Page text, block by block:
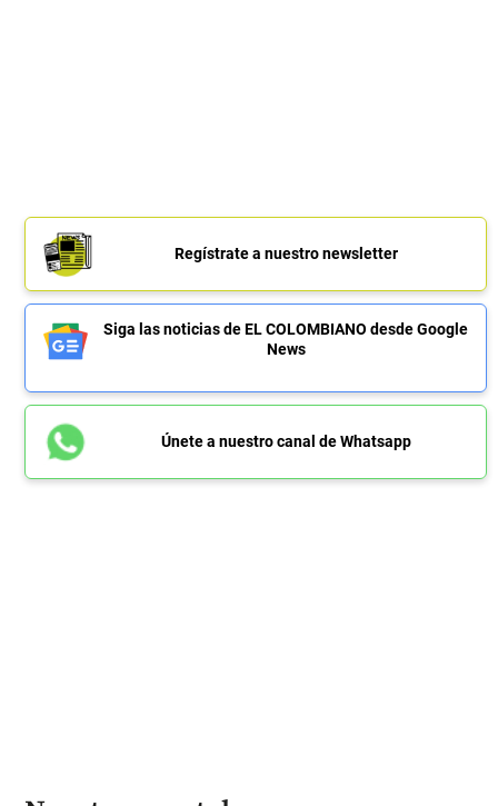
Regístrate a nuestro newsletter
Siga las noticias de EL COLOMBIANO desde Google
News
Únete a nuestro canal de Whatsapp